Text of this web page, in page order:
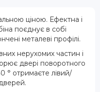
ціною. Ефектна і
поєднує в собі
металеві профілі.
нерухомих частин і
двері поворотного
° отримаєте лівий/